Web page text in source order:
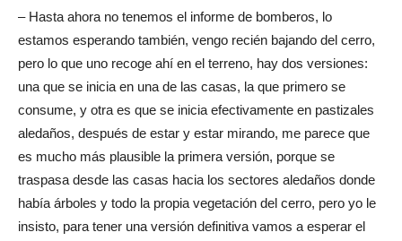
– Hasta ahora no tenemos el informe de bomberos, lo
estamos esperando también, vengo recién bajando del cerro,
pero lo que uno recoge ahí en el terreno, hay dos versiones:
una que se inicia en una de las casas, la que primero se
consume, y otra es que se inicia efectivamente en pastizales
aledaños, después de estar y estar mirando, me parece que
es mucho más plausible la primera versión, porque se
traspasa desde las casas hacia los sectores aledaños donde
había árboles y todo la propia vegetación del cerro, pero yo le
insisto, para tener una versión definitiva vamos a esperar el